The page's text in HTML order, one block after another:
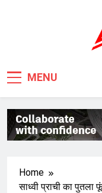
MENU
Home
साध्वी प्राची का पुतला